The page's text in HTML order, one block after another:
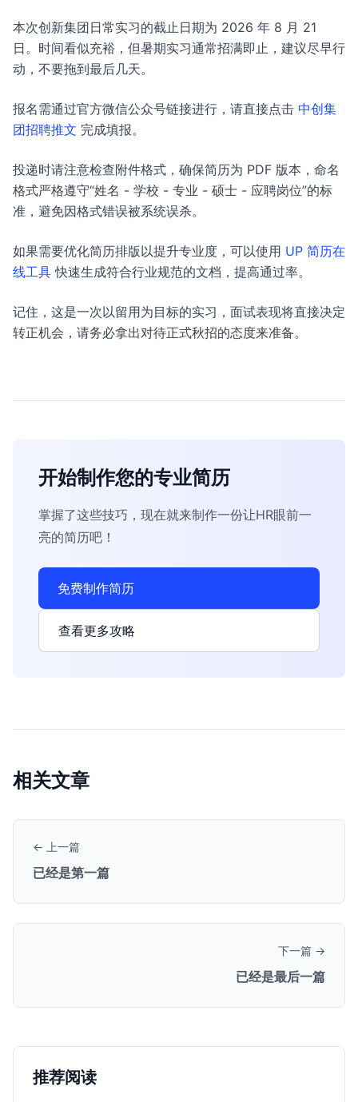
本次创新集团日常实习的截止日期为 2026 年 8 月 21
日。时间看似充裕，但暑期实习通常招满即止，建议尽早行
动，不要拖到最后几天。
报名需通过官方微信公众号链接进行，请直接点击 中创集
团招聘推文 完成填报。
投递时请注意检查附件格式，确保简历为 PDF 版本，命名
格式严格遵守“姓名 - 学校 - 专业 - 硕士 - 应聘岗位”的标
准，避免因格式错误被系统误杀。
如果需要优化简历排版以提升专业度，可以使用 UP 简历在
线工具 快速生成符合行业规范的文档，提高通过率。
记住，这是一次以留用为目标的实习，面试表现将直接决定
转正机会，请务必拿出对待正式秋招的态度来准备。
开始制作您的专业简历
掌握了这些技巧，现在就来制作一份让HR眼前一
亮的简历吧！
免费制作简历
查看更多攻略
相关文章
← 上一篇
已经是第一篇
下一篇 →
已经是最后一篇
推荐阅读